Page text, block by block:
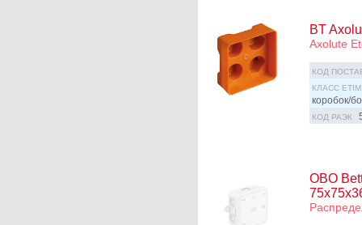
BT
Axolute
КОД
КЛАСС ETIM
коробок/
КОД РАЭК
OBO